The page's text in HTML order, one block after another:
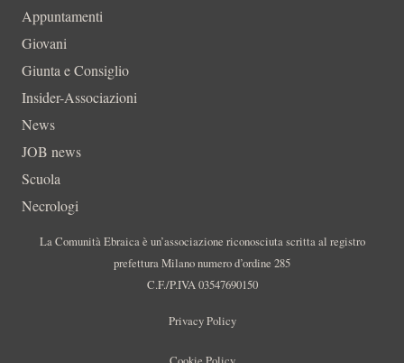
Appuntamenti
Giovani
Giunta e Consiglio
Insider-Associazioni
News
JOB news
Scuola
Necrologi
La Comunità Ebraica è un’associazione riconosciuta scritta al registro
prefettura Milano numero d’ordine 285
C.F./P.IVA 03547690150
Privacy Policy